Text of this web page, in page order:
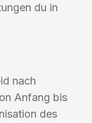
du in
nach
Anfang bis
des